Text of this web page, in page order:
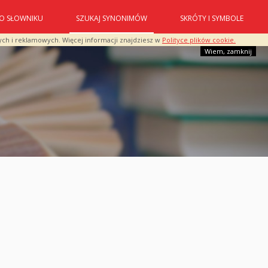
i reklamowych. Więcej informacji znajdziesz w Polityce plików cookie.
Wiem, zamknij
O SŁOWNIKU SZUKAJ SYNONIMÓW SKRÓTY I SYMBOLE